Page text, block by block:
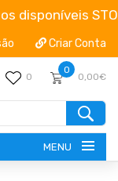
disponíveis
Criar Conta
0
0
0,00€
MENU